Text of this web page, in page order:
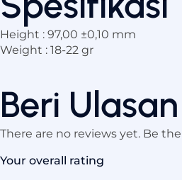
Height : 97,00 ±0,10 mm
Weight : 18-22 gr
Beri Ulasan
There are no reviews yet. Be
Your overall rating